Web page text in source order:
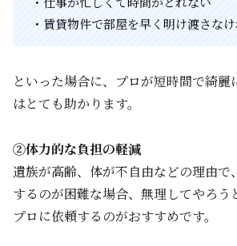
・賃貸物件で部屋を早く明け渡さな
といった場合に、プロが短時間で綺麗
はとても助かります。
②体力的な負担の軽減
遺族が高齢、体が不自由などの理由で
するのが困難な場合、無理してやろう
プロに依頼するのがおすすめです。